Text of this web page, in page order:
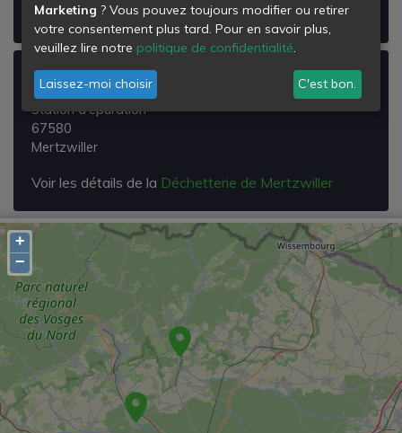
Voir les détails de laDéchetterie de Haguenau
Déchetterie de Mertzwiller
Station d'épuration
67580
Mertzwiller
Voir les détails de la Déchetterie de Mertzwiller
+
−
Marketing ? Vous pouvez toujours modifier ou retirer
votre consentement plus tard. Pour en savoir plus,
veuillez lire notre politique de confidentialité.
Laissez-moi choisir C'est bon.